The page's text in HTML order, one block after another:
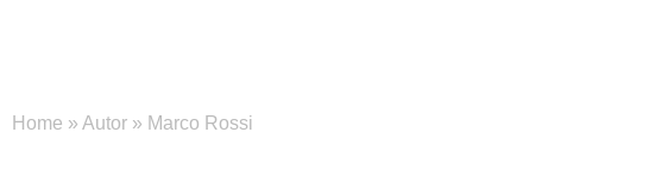
Home » Autor » Marco Rossi